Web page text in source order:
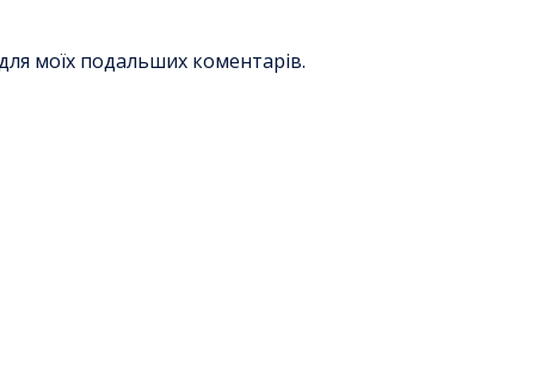
моїх подальших коментарів.